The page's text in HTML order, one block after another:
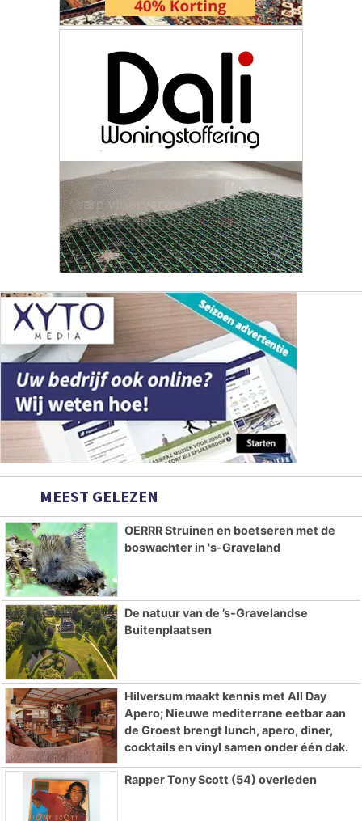
MEEST GELEZEN
OERRR Struinen en boetseren met de
boswachter in 's-Graveland
De natuur van de ’s-Gravelandse
Buitenplaatsen
Hilversum maakt kennis met All Day
Apero; Nieuwe mediterrane eetbar aan
de Groest brengt lunch, apero, diner,
cocktails en vinyl samen onder één dak.
Rapper Tony Scott (54) overleden